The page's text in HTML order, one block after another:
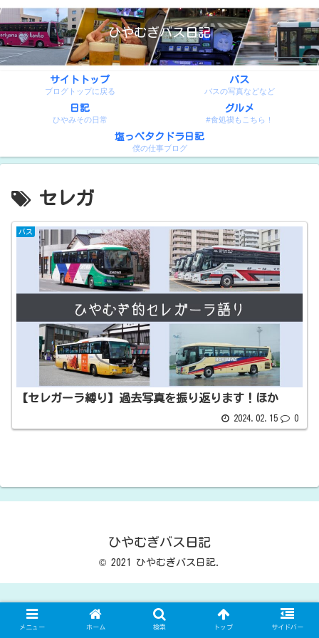
ひやむぎバス日記
サイトトップ
ブログトップに戻る
バス
バスの写真などなど
日記
ひやみその日常
グルメ
#食処禊もこちら！
塩っぺタクドラ日記
僕の仕事ブログ
セレガ
バス
【セレガーラ縛り】過去写真を振り返ります！ほか
2024.02.15 0
ひやむぎバス日記
© 2021 ひやむぎバス日記.
メニュー ホーム 検索 トップ サイドバー